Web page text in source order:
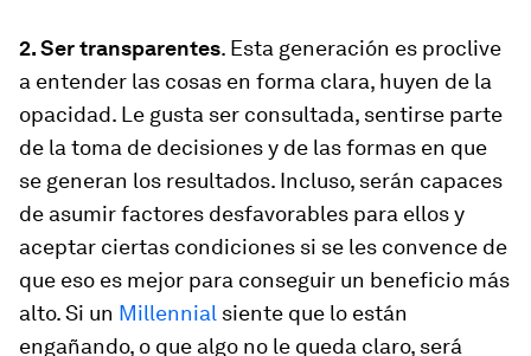
2. Ser transparentes. Esta generación es proclive
a entender las cosas en forma clara, huyen de la
opacidad. Le gusta ser consultada, sentirse parte
de la toma de decisiones y de las formas en que
se generan los resultados. Incluso, serán capaces
de asumir factores desfavorables para ellos y
aceptar ciertas condiciones si se les convence de
que eso es mejor para conseguir un beneficio más
alto. Si un Millennial siente que lo están
engañando, o que algo no le queda claro, será